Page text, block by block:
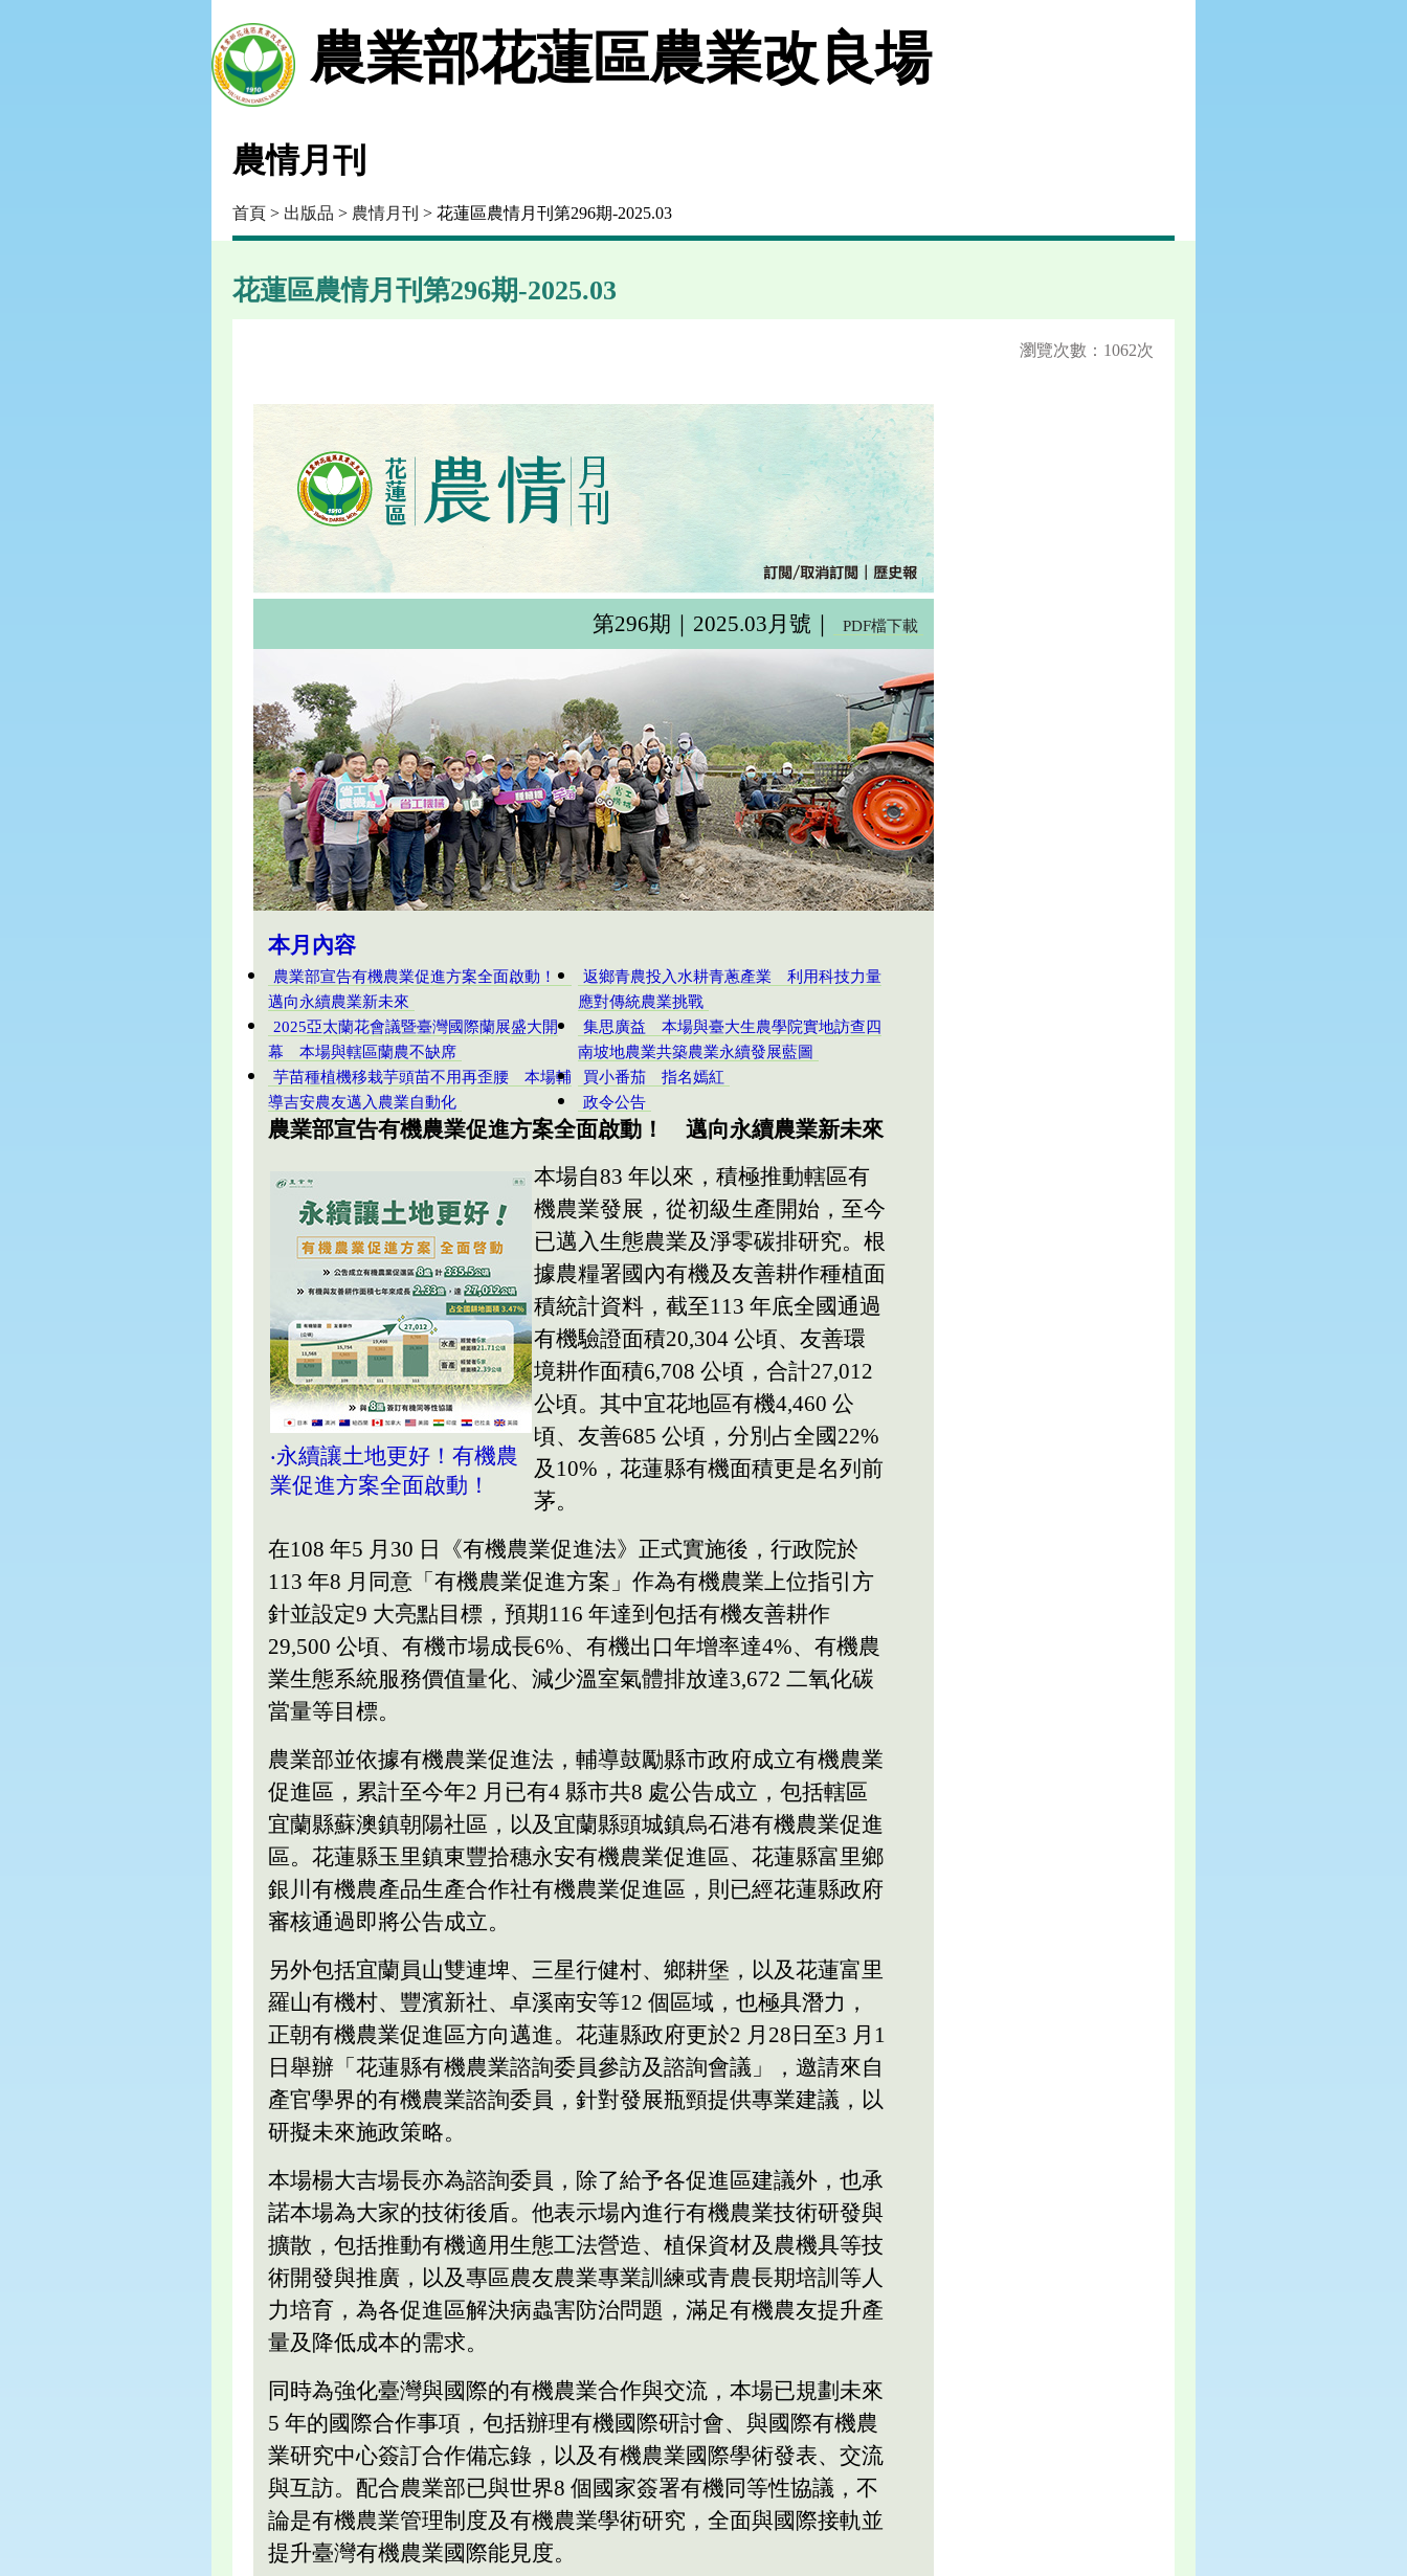
農業部花蓮區農業改良場
農情月刊
首頁 > 出版品 > 農情月刊 > 花蓮區農情月刊第296期-2025.03
花蓮區農情月刊第296期-2025.03
瀏覽次數：1062次
第296期｜2025.03月號｜ PDF檔下載
本月內容
農業部宣告有機農業促進方案全面啟動！
邁向永續農業新未來
2025亞太蘭花會議暨臺灣國際蘭展盛大開
幕 本場與轄區蘭農不缺席
芋苗種植機移栽芋頭苗不用再歪腰 本場輔
導吉安農友邁入農業自動化
返鄉青農投入水耕青蔥產業 利用科技力量
應對傳統農業挑戰
集思廣益 本場與臺大生農學院實地訪查四
南坡地農業共築農業永續發展藍圖
買小番茄 指名嫣紅
政令公告
農業部宣告有機農業促進方案全面啟動！ 邁向永續農業新未來
‧永續讓土地更好！有機農
業促進方案全面啟動！
本場自83 年以來，積極推動轄區有
機農業發展，從初級生產開始，至今
已邁入生態農業及淨零碳排研究。根
據農糧署國內有機及友善耕作種植面
積統計資料，截至113 年底全國通過
有機驗證面積20,304 公頃、友善環
境耕作面積6,708 公頃，合計27,012
公頃。其中宜花地區有機4,460 公
頃、友善685 公頃，分別占全國22%
及10%，花蓮縣有機面積更是名列前
茅。
在108 年5 月30 日《有機農業促進法》正式實施後，行政院於
113 年8 月同意「有機農業促進方案」作為有機農業上位指引方
針並設定9 大亮點目標，預期116 年達到包括有機友善耕作
29,500 公頃、有機市場成長6%、有機出口年增率達4%、有機農
業生態系統服務價值量化、減少溫室氣體排放達3,672 二氧化碳
當量等目標。
農業部並依據有機農業促進法，輔導鼓勵縣市政府成立有機農業
促進區，累計至今年2 月已有4 縣市共8 處公告成立，包括轄區
宜蘭縣蘇澳鎮朝陽社區，以及宜蘭縣頭城鎮烏石港有機農業促進
區。花蓮縣玉里鎮東豐拾穗永安有機農業促進區、花蓮縣富里鄉
銀川有機農產品生產合作社有機農業促進區，則已經花蓮縣政府
審核通過即將公告成立。
另外包括宜蘭員山雙連埤、三星行健村、鄉耕堡，以及花蓮富里
羅山有機村、豐濱新社、卓溪南安等12 個區域，也極具潛力，
正朝有機農業促進區方向邁進。花蓮縣政府更於2 月28日至3 月1
日舉辦「花蓮縣有機農業諮詢委員參訪及諮詢會議」，邀請來自
產官學界的有機農業諮詢委員，針對發展瓶頸提供專業建議，以
研擬未來施政策略。
本場楊大吉場長亦為諮詢委員，除了給予各促進區建議外，也承
諾本場為大家的技術後盾。他表示場內進行有機農業技術研發與
擴散，包括推動有機適用生態工法營造、植保資材及農機具等技
術開發與推廣，以及專區農友農業專業訓練或青農長期培訓等人
力培育，為各促進區解決病蟲害防治問題，滿足有機農友提升產
量及降低成本的需求。
同時為強化臺灣與國際的有機農業合作與交流，本場已規劃未來
5 年的國際合作事項，包括辦理有機國際研討會、與國際有機農
業研究中心簽訂合作備忘錄，以及有機農業國際學術發表、交流
與互訪。配合農業部已與世界8 個國家簽署有機同等性協議，不
論是有機農業管理制度及有機農業學術研究，全面與國際接軌並
提升臺灣有機農業國際能見度。